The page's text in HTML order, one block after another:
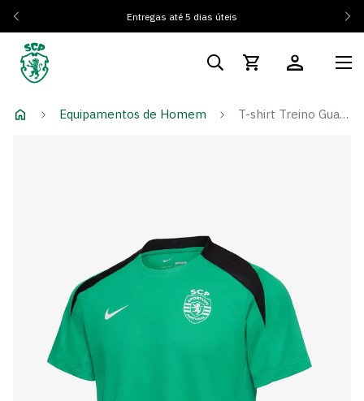
Entregas até 5 dias úteis
Equipamentos de Homem T-shirt Treino Guarda Redes 24/25